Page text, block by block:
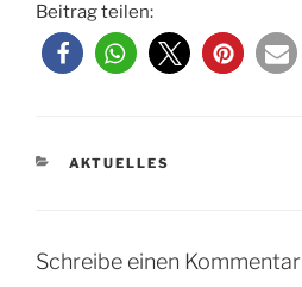
Beitrag teilen:
KATEGORIEN
AKTUELLES
Schreibe einen Kommentar